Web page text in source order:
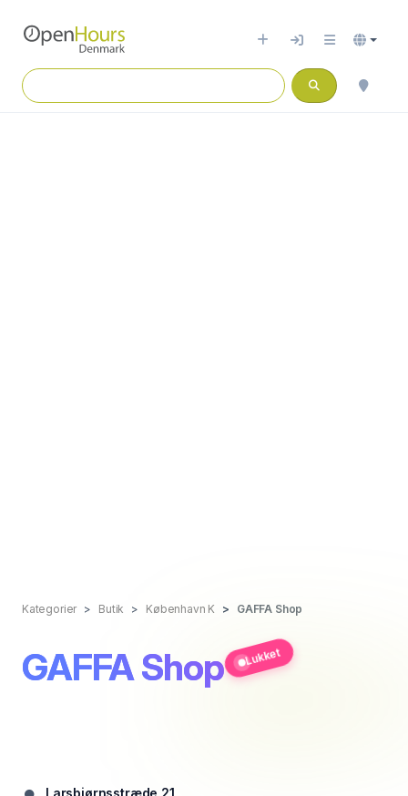
Kategorier Butik København K GAFFA Shop
GAFFA Shop Lukket
Larsbjørnsstræde 21